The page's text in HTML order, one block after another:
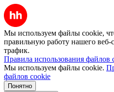
Мы используем файлы cookie,
правильную работу нашего веб-
трафик.
Правила использования файлов
Мы используем файлы cookie.
файлов cookie
Понятно